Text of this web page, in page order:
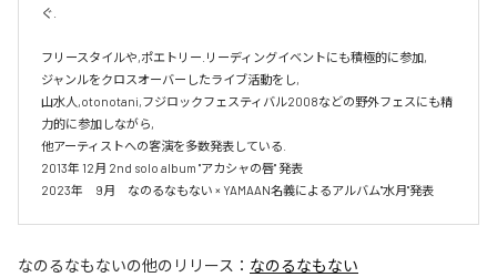
ぐ.
フリースタイルや,ポエトリー.リーディングイベントにも積極的に参加,
ジャンルをクロスオーバーしたライブ活動をし,
山水人,otonotani,フジロックフェスティバル2008などの野外フェスにも精
力的に参加しながら,
他アーティストへの客演を多数発表している.
2013年 12月 2nd solo album "アカシャの唇" 発表
2023年　9月　なのるなもない × YAMAAN名義によるアルバム"水月"発表
なのるなもないの他のリリース： なのるなもない